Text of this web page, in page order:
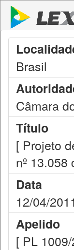
Brasil
Câmara
Título
[ Projeto
nº 13.058
Data
12/04/2011
Apelido
[ PL